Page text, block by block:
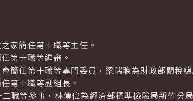
簡任第十職等主任。
第十職等編審。
任第十職等專門委員，梁瑞聰為財政部關稅總
第十職等副組長。
等參事，林傳偉為經濟部標準檢驗局新竹分